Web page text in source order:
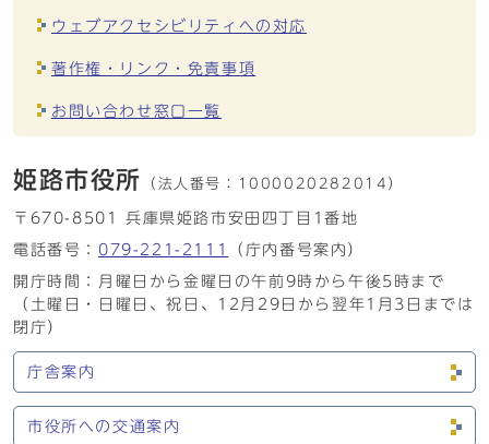
ウェブアクセシビリティへの対応
著作権・リンク・免責事項
お問い合わせ窓口一覧
姫路市役所 （法人番号： 1000020282014）
〒670-8501 兵庫県姫路市安田四丁目1番地
電話番号： 079-221-2111
（庁内番号案内）
開庁時間：月曜日から金曜日の午前9時から午後5時まで
（土曜日・日曜日、祝日、12月29日から翌年1月3日までは
閉庁）
庁舎案内
市役所への交通案内